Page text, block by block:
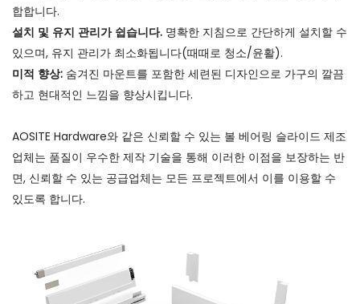
합합니다.
설치 및 유지 관리가 쉽습니다. 명확한 지침으로 간단하게 설치할 수
있으며, 유지 관리가 최소화됩니다(때때로 청소/윤활).
미적 향상: 숨겨진 마운트를 포함한 세련된 디자인으로 가구의 깔끔
하고 현대적인 느낌을 향상시킵니다.
AOSITE Hardware와 같은 신뢰할 수 있는 볼 베어링 슬라이드 제조
업체는 품질이 우수한 제작 기술을 통해 이러한 이점을 보장하는 반
면, 신뢰할 수 있는 공급업체는 모든 프로젝트에서 이를 이용할 수
있도록 합니다.